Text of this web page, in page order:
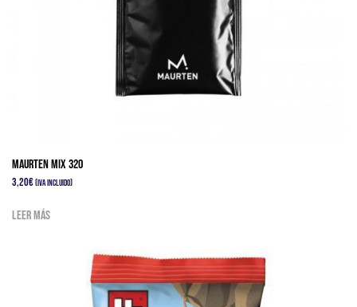
Maurten Mix 320
3,20€(IVA Incluido)
Leer más